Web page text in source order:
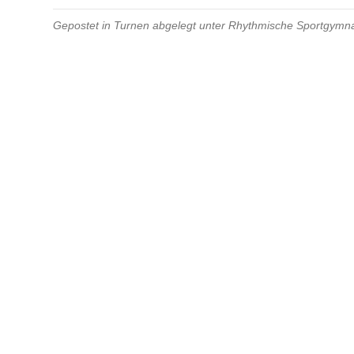
Gepostet in Turnen abgelegt unterRhythmische